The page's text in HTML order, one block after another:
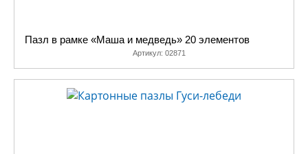
Пазл в рамке «Маша и медведь» 20 элементов
Артикул: 02871